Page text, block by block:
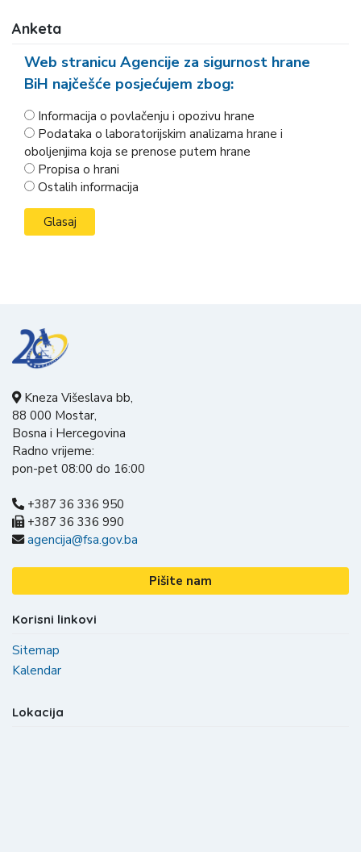
Anketa
Web stranicu Agencije za sigurnost hrane
BiH najčešće posjećujem zbog:
Informacija o povlačenju i opozivu hrane
Podataka o laboratorijskim analizama hrane i
oboljenjima koja se prenose putem hrane
Propisa o hrani
Ostalih informacija
Kneza Višeslava bb,
88 000 Mostar,
Bosna i Hercegovina
Radno vrijeme:
pon-pet 08:00 do 16:00
+387 36 336 950
+387 36 336 990
agencija@fsa.gov.ba
Pišite nam
Korisni linkovi
Sitemap
Kalendar
Lokacija